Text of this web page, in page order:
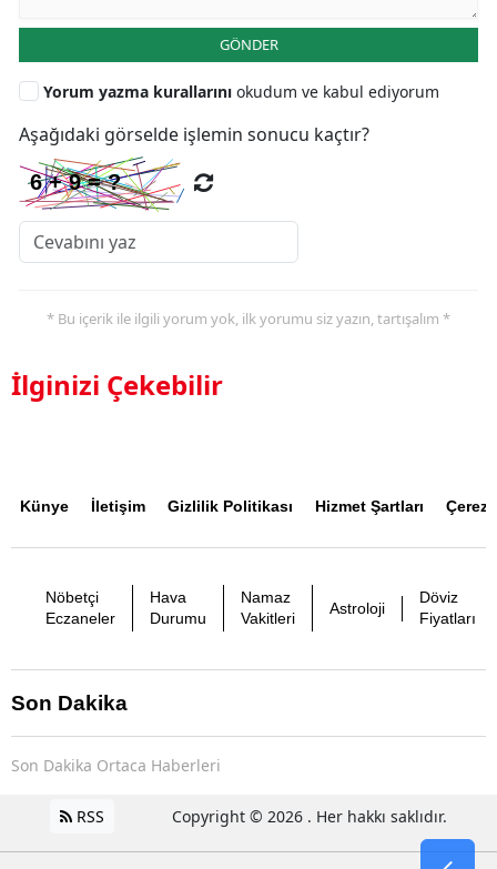
GÖNDER
Yorum yazma kurallarını okudum ve kabul ediyorum
Aşağıdaki görselde işlemin sonucu kaçtır?
* Bu içerik ile ilgili yorum yok, ilk yorumu siz yazın, tartışalım *
İlginizi Çekebilir
Künye İletişim Gizlilik Politikası Hizmet Şartları Çerez
Nöbetçi
Eczaneler
Hava
Durumu
Namaz
Vakitleri
Astroloji
Döviz
Fiyatları
Son Dakika
Son Dakika Ortaca Haberleri
RSS Copyright © 2026 . Her hakkı saklıdır.